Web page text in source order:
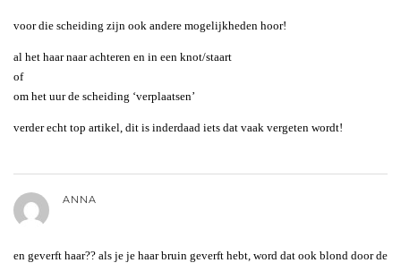
voor die scheiding zijn ook andere mogelijkheden hoor!
al het haar naar achteren en in een knot/staart
of
om het uur de scheiding ‘verplaatsen’
verder echt top artikel, dit is inderdaad iets dat vaak vergeten wordt!
ANNA
en geverft haar?? als je je haar bruin geverft hebt, word dat ook blond door de